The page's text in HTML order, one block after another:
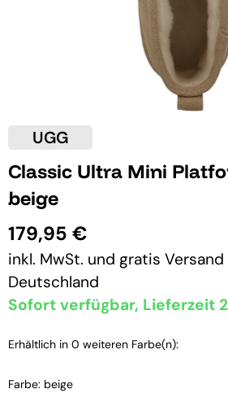
UGG
Classic Ultra Mini
beige
179,95 €
inkl. MwSt. und gratis Versand
Deutschland
Sofort verfügbar, Lieferzeit 2
Erhältlich in 0 weiteren Farbe(n):
Farbe: beige